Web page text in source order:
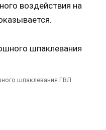
воздействия на
шпаклевания ГВЛ